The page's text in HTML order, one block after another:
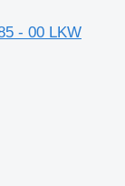
- 00 LKW